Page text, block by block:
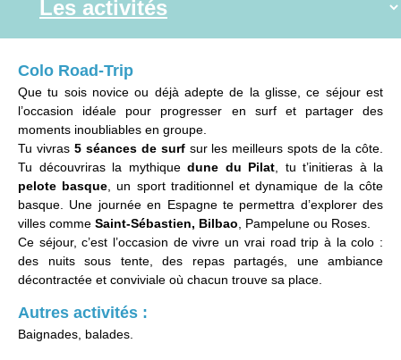
Colo Road-Trip
Que tu sois novice ou déjà adepte de la glisse, ce séjour est
l’occasion idéale pour progresser en surf et partager des
moments inoubliables en groupe.
Tu vivras5 séances de surf sur les meilleurs spots de la côte.
Tu découvriras la mythique dune du Pilat, tu t’initieras à la
pelote basque, un sport traditionnel et dynamique de la côte
basque. Une journée en Espagne te permettra d’explorer des
villes comme Saint-Sébastien, Bilbao, Pampelune ou Roses.
Ce séjour, c’est l’occasion de vivre un vrai road trip à la colo :
des nuits sous tente, des repas partagés, une ambiance
décontractée et conviviale où chacun trouve sa place.
Autres activités :
Baignades, balades.